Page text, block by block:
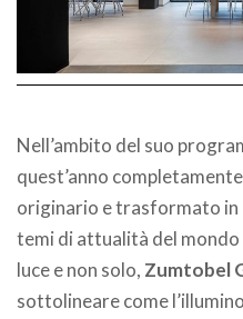
Nell’ambito del suo
quest’anno
originario e trasformato in
temi di attualità del
luce e non solo, Zumtobel
sottolineare come